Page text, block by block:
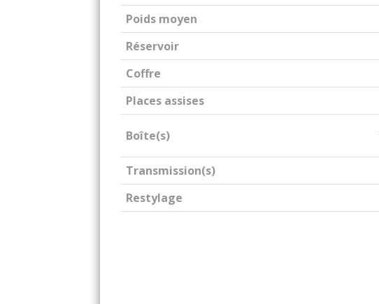
Poids moyen
Réservoir
Coffre
Places assises
Boîte(s)
Transmission(s)
Restylage